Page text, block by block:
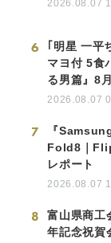
2026.08.07
6
｢明星 一平
マヨ付 5食
る男篇』8
2026.08.07
7
『
Fold8｜
レポート
2026.08.07
8
富山県商工
年記念祝賀